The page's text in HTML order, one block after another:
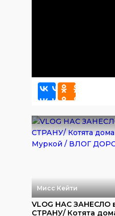
Мисс Кейти
VLOG НАС ЗАНЕСЛО
СТРАНУ/ Котята